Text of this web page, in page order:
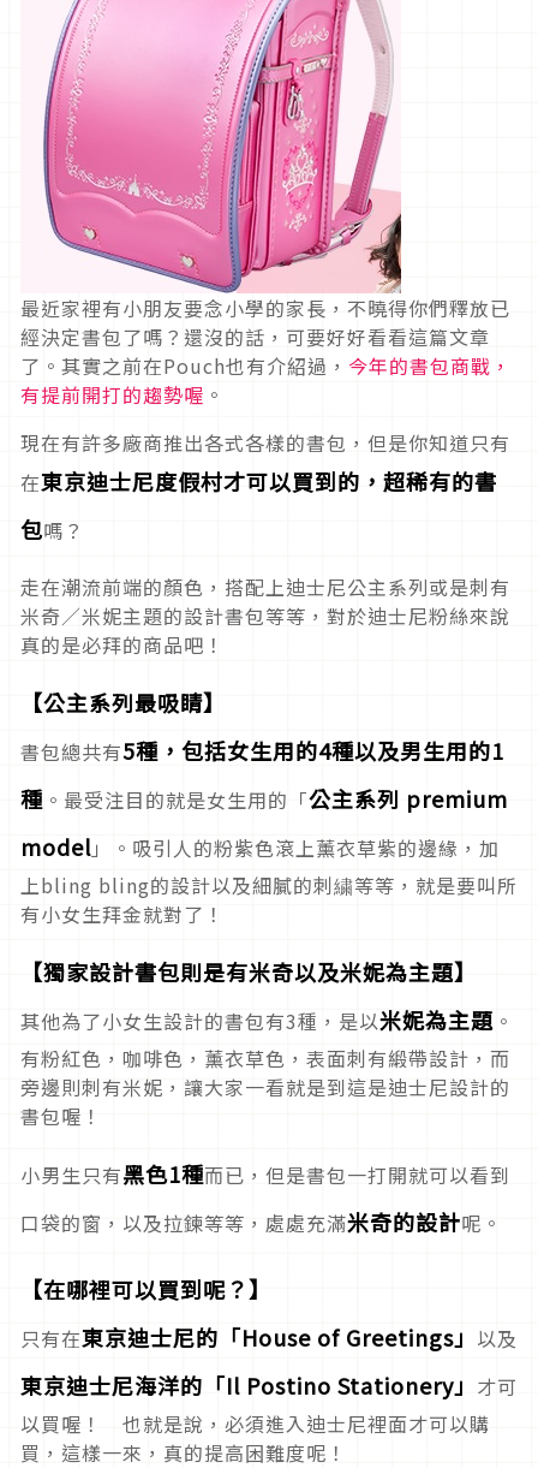
最近家裡有小朋友要念小學的家長，不曉得你們釋放已
經決定書包了嗎？還沒的話，可要好好看看這篇文章
了。其實之前在Pouch也有介紹過， 今年的書包商戰，
有提前開打的趨勢喔 。
現在有許多廠商推出各式各樣的書包，但是你知道只有
在東京迪士尼度假村才可以買到的，超稀有的書
包嗎？
走在潮流前端的顏色，搭配上迪士尼公主系列或是刺有
米奇／米妮主題的設計書包等等，對於迪士尼粉絲來說
真的是必拜的商品吧！
【公主系列最吸睛】
書包總共有5種，包括女生用的4種以及男生用的1
種 。最受注目的就是女生用的「公主系列 premium
model」。吸引人的粉紫色滾上薰衣草紫的邊緣，加
上bling bling的設計以及細膩的刺繍等等，就是要叫所
有小女生拜金就對了！
【獨家設計書包則是有米奇以及米妮為主題】
其他為了小女生設計的書包有3種，是以米妮為主題 。
有粉紅色，咖啡色，薰衣草色，表面刺有緞帶設計，而
旁邊則刺有米妮，讓大家一看就是到這是迪士尼設計的
書包喔！
小男生只有黑色1種而已，但是書包一打開就可以看到
口袋的窗，以及拉鍊等等，處處充滿米奇的設計呢。
【在哪裡可以買到呢？】
只有在東京迪士尼的「House of Greetings」 以及
東京迪士尼海洋的「Il Postino Stationery」 才可
以買喔！ 也就是說，必須進入迪士尼裡面才可以購
買，這樣一來，真的提高困難度呢！